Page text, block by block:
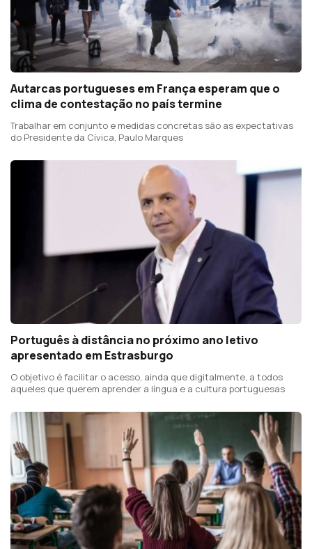
Autarcas portugueses em França esperam que o
clima de contestação no país termine
Trabalhar em conjunto e medidas concretas são as expectativas
do Presidente da Cívica, Paulo Marques
Português à distância no próximo ano letivo
apresentado em Estrasburgo
O objetivo é facilitar o acesso, ainda que digitalmente, a todos
aqueles que querem aprender a língua e a cultura portuguesas